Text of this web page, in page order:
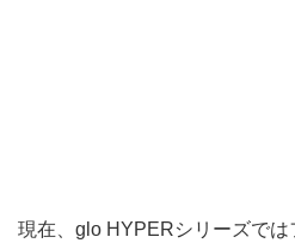
現在、glo HYPERシリーズで